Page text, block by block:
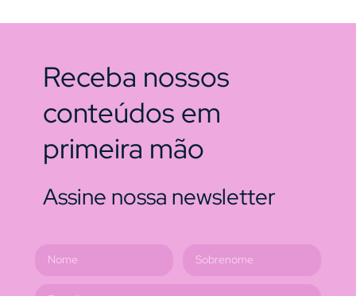
Receba nossos
conteúdos em
primeira mão
Assine nossa newsletter